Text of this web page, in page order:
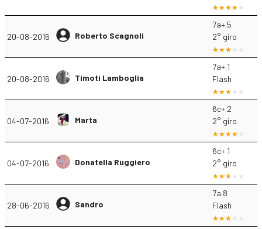
20-08-2016 Roberto Scagnoli
7a+.5
2° giro
20-08-2016 Timoti Lamboglia
7a+.1
Flash
04-07-2016 Marta
6c+.2
2° giro
04-07-2016 Donatella Ruggiero
6c+.1
2° giro
28-06-2016 Sandro
7a.8
Flash